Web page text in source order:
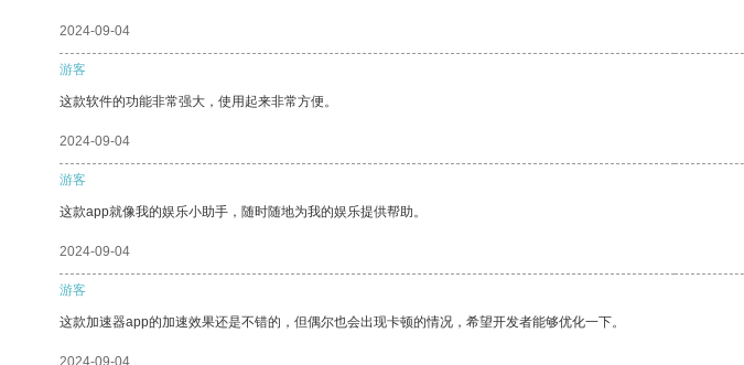
2024-09-04
游客
这款软件的功能非常强大，使用起来非常方便。
2024-09-04
游客
这款app就像我的娱乐小助手，随时随地为我的娱乐提供帮助。
2024-09-04
游客
这款加速器app的加速效果还是不错的，但偶尔也会出现卡顿的情况，希望开发者能够优化一下。
2024-09-04